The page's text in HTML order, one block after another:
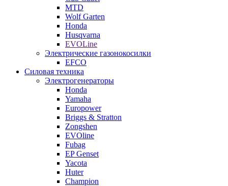
MTD
Wolf Garten
Honda
Husqvarna
EVOLine
Электрические газонокосилки
EFCO
Силовая техника
Электрогенераторы
Honda
Yamaha
Europower
Briggs & Stratton
Zongshen
EVOline
Fubag
EP Genset
Yacota
Huter
Champion